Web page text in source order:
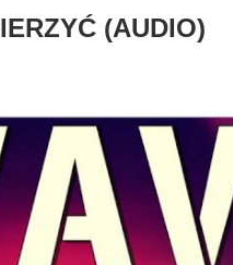
(AUDIO)